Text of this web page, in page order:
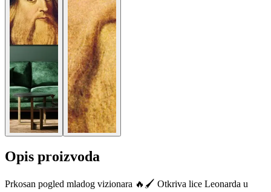
Opis proizvoda
Prkosan pogled mladog vizionara 🔥🖌️ Otkriva lice Leonarda u